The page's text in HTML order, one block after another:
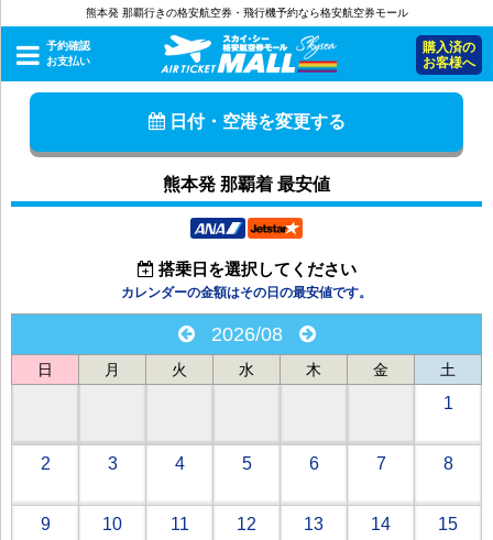
熊本発 那覇行きの格安航空券・飛行機予約なら格安航空券モール
予約確認
お支払い
購入済の
お客様へ
日付・空港を変更する
熊本発 那覇着 最安値
搭乗日を選択してください
カレンダーの金額はその日の最安値です。
2026/08
日 月 火 水 木 金 土
1
2 3 4 5 6 7 8
9 10 11 12 13 14 15